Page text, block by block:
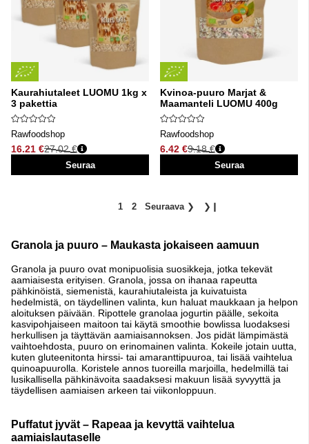
Kaurahiutaleet LUOMU 1kg x
3 pakettia
Rawfoodshop
16.21 €
Normaali hinta
27.02 €
Seuraa
Kvinoa-puuro Marjat &
Maamanteli LUOMU 400g
Rawfoodshop
6.42 €
Normaali hinta
9.18 €
Seuraa
1 2 Seuraava ❯ ❯❙
Granola ja puuro – Maukasta jokaiseen aamuun
Granola ja puuro ovat monipuolisia suosikkeja, jotka tekevät
aamiaisesta erityisen. Granola, jossa on ihanaa rapeutta
pähkinöistä, siemenistä, kaurahiutaleista ja kuivatuista
hedelmistä, on täydellinen valinta, kun haluat maukkaan ja helpon
aloituksen päivään. Ripottele granolaa jogurtin päälle, sekoita
kasvipohjaiseen maitoon tai käytä smoothie bowlissa luodaksesi
herkullisen ja täyttävän aamiaisannoksen. Jos pidät lämpimästä
vaihtoehdosta, puuro on erinomainen valinta. Kokeile jotain uutta,
kuten gluteenitonta hirssi- tai amaranttipuuroa, tai lisää vaihtelua
quinoapuurolla. Koristele annos tuoreilla marjoilla, hedelmillä tai
lusikallisella pähkinävoita saadaksesi makuun lisää syvyyttä ja
täydellisen aamiaisen arkeen tai viikonloppuun.
Puffatut jyvät – Rapeaa ja kevyttä vaihtelua
aamiaislautaselle